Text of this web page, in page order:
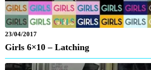
23/04/2017
Girls 6×10 – Latching